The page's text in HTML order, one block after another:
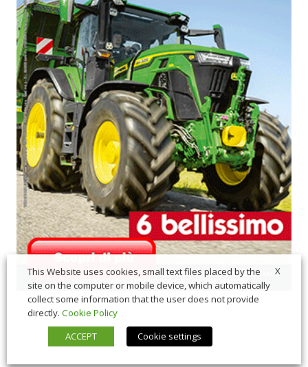
X
This Website uses cookies, small text files placed by the
site on the computer or mobile device, which automatically
collect some information that the user does not provide
directly. Cookie Policy
ACCEPT
Cookie settings